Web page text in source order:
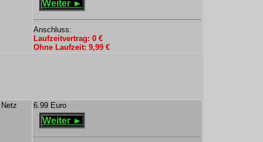
Weiter ►
Anschluss:
Laufzeitvertrag: 0 €
Ohne Laufzeit: 9,99 €
6.99 Euro
Weiter ►